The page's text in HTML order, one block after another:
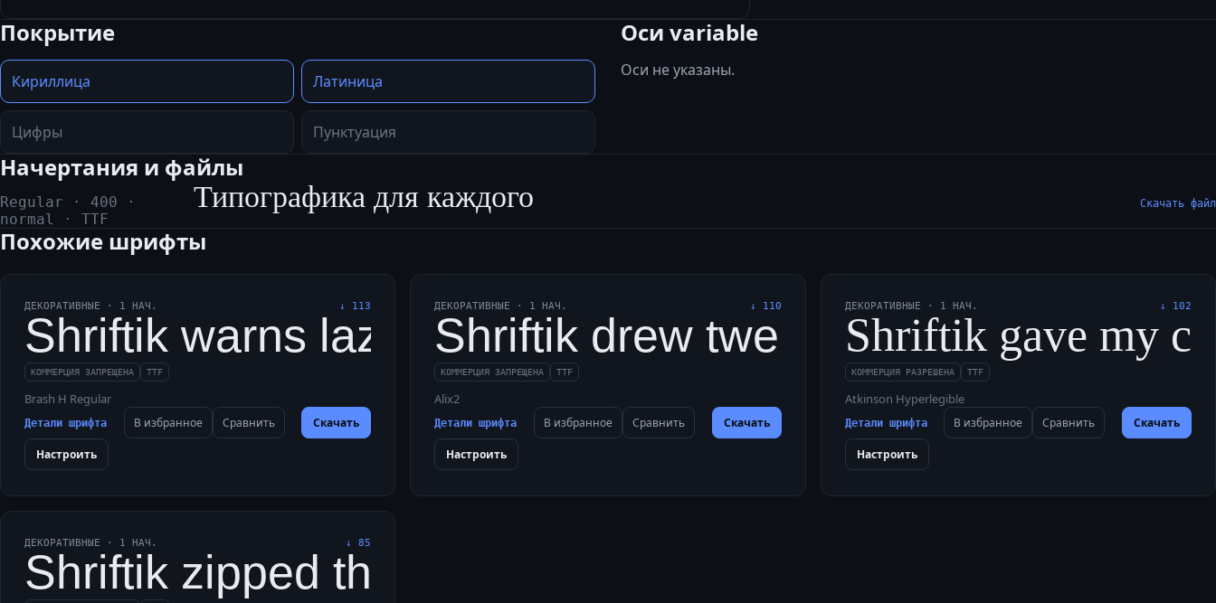
Покрытие
Кириллица Латиница
Цифры Пунктуация
Оси variable
Оси не указаны.
Начертания и файлы
Regular · 400 ·
normal
· TTF
Типографика для каждого Скачать файл
Похожие шрифты
ДЕКОРАТИВНЫЕ · 1 НАЧ. ↓ 113
Shriftik warns lazy dogs when quick foxes jump nearby.
КОММЕРЦИЯ ЗАПРЕЩЕНА TTF
Brash H Regular
Детали шрифта В избранное Сравнить Скачать
Настроить
ДЕКОРАТИВНЫЕ · 1 НАЧ. ↓ 110
Shriftik drew twelve fuzzy quails
КОММЕРЦИЯ ЗАПРЕЩЕНА TTF
Alix2
Детали шрифта В избранное Сравнить Скачать
Настроить
ДЕКОРАТИВНЫЕ · 1 НАЧ. ↓ 102
Shriftik gave my
КОММЕРЦИЯ РАЗРЕШЕНА TTF
Atkinson Hyperlegible
Детали шрифта В избранное Сравнить Скачать
Настроить
ДЕКОРАТИВНЫЕ · 1 НАЧ. ↓85
Shriftik zipped through a foggy maze with brave quails.